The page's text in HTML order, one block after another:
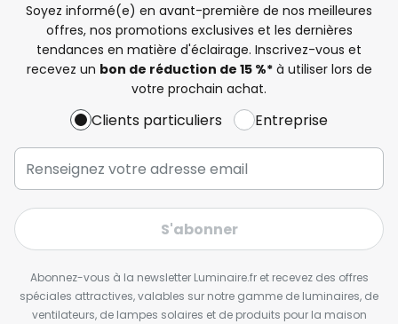
Soyez informé(e) en avant-première de nos meilleures
offres, nos promotions exclusives et les dernières
tendances en matière d'éclairage. Inscrivez-vous et
recevez un bon de réduction de 15 %*à utiliser lors de
votre prochain achat.
Clients particuliers Entreprise
S'abonner
Abonnez-vous à la newsletter Luminaire.fr et recevez des offres
spéciales attractives, valables sur notre gamme de luminaires, de
ventilateurs, de lampes solaires et de produits pour la maison